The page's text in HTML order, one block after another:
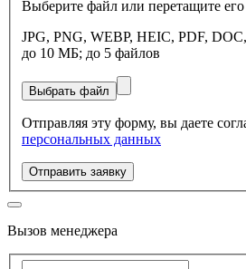
Выберите файл или перетащите
JPG, PNG, WEBP, HEIC, PDF,
до 10 МБ; до 5 файлов
Выбрать файл
Отправляя эту форму, вы даете
персональных данных
Отправить заявку
Вызов менеджера